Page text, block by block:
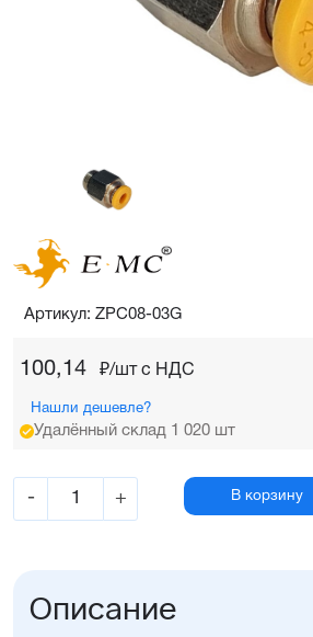
100,14 ₽/шт c НДС
Нашли дешевле?
Удалённый склад 1 020 шт
- + В корзину
Артикул: ZPC08-03G
Описание